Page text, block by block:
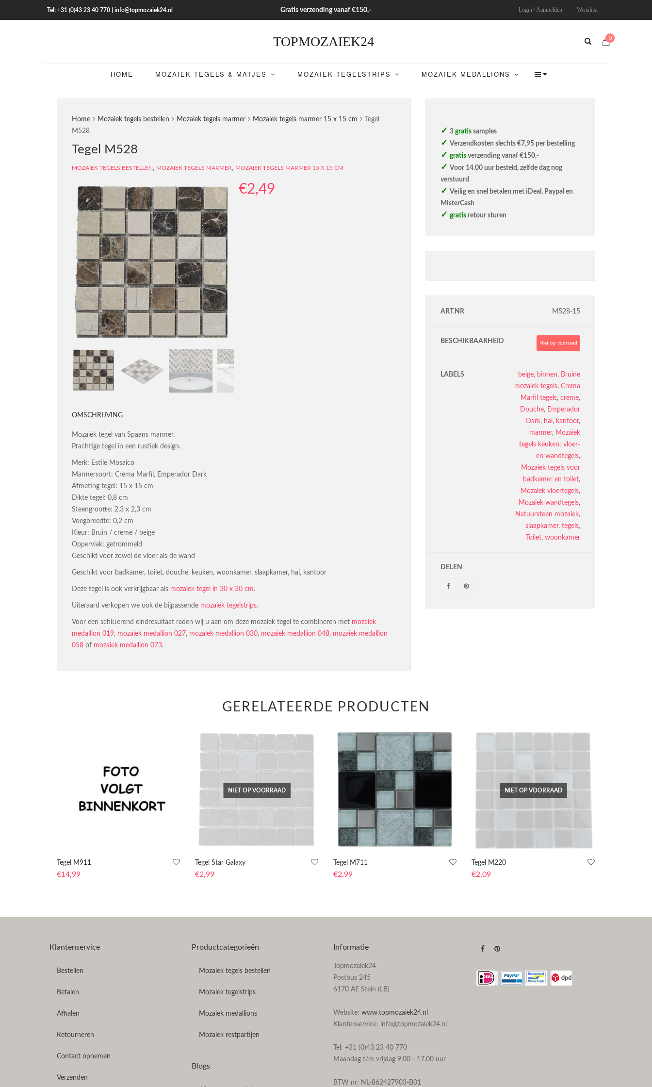
Tel: +31 (0)43 23 40 770 | info@topmozaiek24.nl Gratis verzending vanaf €150,- Login / Aanmelden Wenslijst
TOPMOZAIEK24 0
HOME MOZAIEK TEGELS & MATJES MOZAIEK TEGELSTRIPS MOZAIEK MEDALLIONS
Home Mozaiek tegels bestellen Mozaiek tegels marmer Mozaiek tegels marmer 15 x 15 cm
Tegel
M528
Tegel M528
MOZAIEK TEGELS BESTELLEN, MOZAIEK TEGELS MARMER, MOZAIEK TEGELS MARMER 15 X 15 CM
€2,49
OMSCHRIJVING
Mozaiek tegel van Spaans marmer.
Prachtige tegel in een rustiek design.
Merk: Estile Mosaico
Marmersoort: Crema Marfil, Emperador Dark
Afmeting tegel: 15 x 15 cm
Dikte tegel: 0,8 cm
Steengrootte: 2,3 x 2,3 cm
Voegbreedte: 0,2 cm
Kleur: Bruin / creme / beige
Oppervlak: getrommeld
Geschikt voor zowel de vloer als de wand
Geschikt voor badkamer, toilet, douche, keuken, woonkamer, slaapkamer, hal, kantoor
Deze tegel is ook verkrijgbaar als mozaiek tegel in 30 x 30 cm.
Uiteraard verkopen we ook de bijpassende mozaiek tegelstrips.
Voor een schitterend eindresultaat raden wij u aan om deze mozaiek tegel te combineren met mozaiek
medallion 019, mozaiek medallion 027, mozaiek medallion 030, mozaiek medallion 048, mozaiek medallion
058 of mozaiek medallion 073.
3 gratis samples
Verzendkosten slechts €7,95 per bestelling
gratis verzending vanaf €150,-
Voor 14.00 uur besteld, zelfde dag nog
verstuurd
Veilig en snel betalen met iDeal, Paypal en
MisterCash
gratis retour sturen
ART.NR M528-15
BESCHIKBAARHEID Niet op voorraad
LABELS beige, binnen, Bruine
mozaiek tegels, Crema
Marfil tegels, creme,
Douche, Emperador
Dark, hal , kantoor,
marmer, Mozaiek
tegels keuken: vloer-
en wandtegels,
Mozaiek tegels voor
badkamer en toilet,
Mozaiek vloertegels,
Mozaiek wandtegels,
Natuursteen mozaiek,
slaapkamer, tegels,
Toilet, woonkamer
DELEN
GERELATEERDE PRODUCTEN
Tegel M911
€14,99
NIET OP VOORRAAD
Tegel Star Galaxy
€2,99
Tegel M711
€2,99
NIET OP VOORRAAD
Tegel M220
€2,09
Klantenservice
Bestellen
Betalen
Afhalen
Retourneren
Contact opnemen
Verzenden
Productcategorieën
Mozaiek tegels bestellen
Mozaiek tegelstrips
Mozaiek medallions
Mozaiek restpartijen
Blogs
Informatie
Topmozaiek24
Postbus 245
6170 AE Stein (LB)
Website: www.topmozaiek24.nl
Klantenservice: info@topmozaiek24.nl
Tel: +31 (0)43 23 40 770
Maandag t/m vrijdag 9.00 - 17.00 uur
BTW nr: NL-862427903-B01